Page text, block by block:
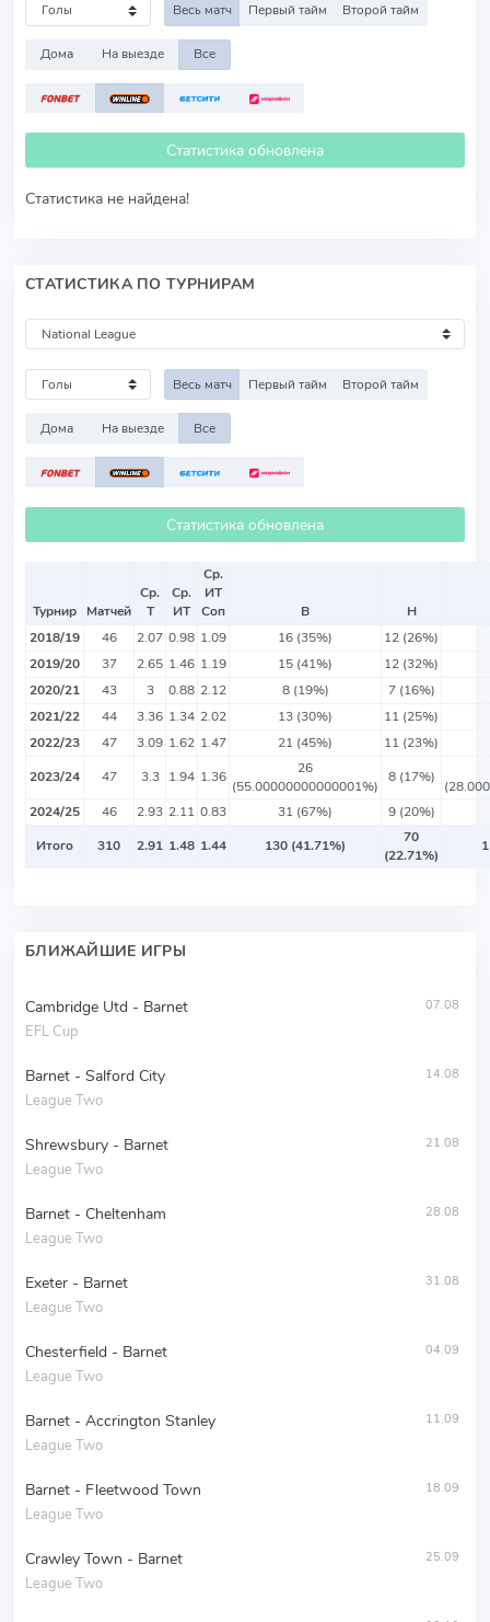
Весь матч Первый тайм Второй тайм
Дома На выезде Все
Статистика обновлена
Статистика не найдена!
СТАТИСТИКА ПО ТУРНИРАМ
Весь матч Первый тайм Второй тайм
Дома На выезде Все
Статистика обновлена
Турнир Матчей
Ср.
Т
Ср.
ИТ
Ср.
ИТ
Соп
В
Н
2018/19
46 2.07 0.98 1.09 16 (35%)
12 (26%)
2019/20
37 2.65 1.46 1.19 15 (41%)
12 (32%)
2020/21
43 3 0.88 2.12 8 (19%)
7 (16%)
2021/22
44 3.36 1.34 2.02 13 (30%)
11 (25%)
2022/23
47 3.09 1.62 1.47 21 (45%)
11 (23%)
2023/24
47 3.3 1.94 1.36
26
(55.00000000000001%)
8 (17%)
2024/25
46 2.93 2.11 0.83 31 (67%)
9 (20%)
Итого
310 2.91 1.48 1.44 130 (41.71%)
70
(22.71%)
БЛИЖАЙШИЕ ИГРЫ
Cambridge Utd - Barnet
EFL Cup
07.08
Barnet - Salford City
League Two
14.08
Shrewsbury - Barnet
League Two
21.08
Barnet - Cheltenham
League Two
28.08
Exeter - Barnet
League Two
31.08
Chesterfield - Barnet
League Two
04.09
Barnet - Accrington Stanley
League Two
11.09
Barnet - Fleetwood Town
League Two
18.09
Crawley Town - Barnet
League Two
25.09